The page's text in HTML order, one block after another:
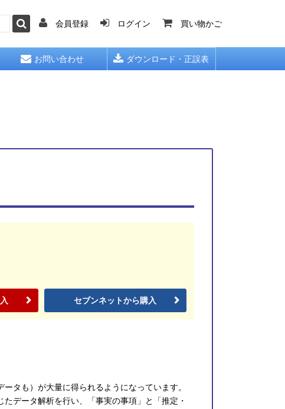
会員登録 ログイン 買い物かご
お問い合わせ ダウンロード・正誤表
セブンネットから購入
タも）が大量に得られるようになっています。
データ解析を行い、「事実の事項」と「推定・